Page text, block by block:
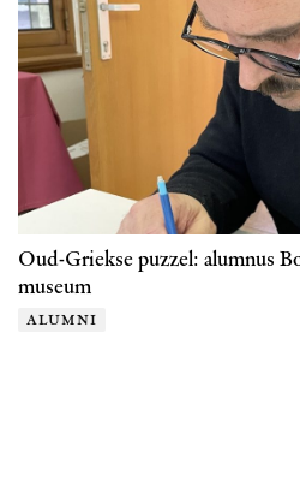
Oud-Griekse puzzel: alumnus
museum
alumni